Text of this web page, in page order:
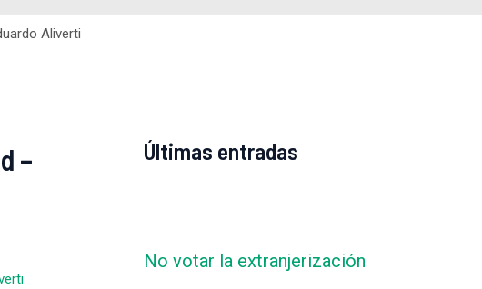
Aliverti
–
Últimas entradas
No votar la extranjerización